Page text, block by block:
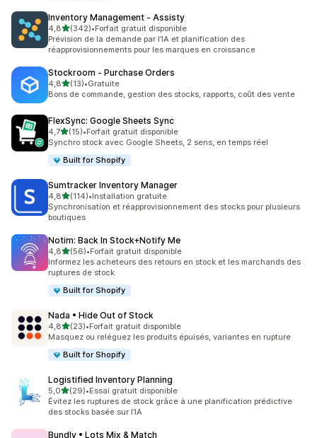
Inventory Management ‑ Assisty
4,8étoile(s) sur 5
(342)
342 avis au total
•Forfait gratuit disponible
Prévision de la demande par l’IA et planification des
réapprovisionnements pour les marques en croissance
Stockroom ‑ Purchase Orders
4,8étoile(s) sur 5
(13)
13 avis au total
•Gratuite
Bons de commande, gestion des stocks, rapports, coût des vente
FlexSync: Google Sheets Sync
4,7étoile(s) sur 5
(15)
15 avis au total
•Forfait gratuit disponible
Synchro stock avec Google Sheets, 2 sens, en temps réel
Built for Shopify
Sumtracker Inventory Manager
4,8étoile(s) sur 5
(114)
114 avis au total
•Installation gratuite
Synchronisation et réapprovisionnement des stocks pour plusieurs
boutiques
Notim: Back In Stock+Notify Me
4,8étoile(s) sur 5
(56)
56 avis au total
•Forfait gratuit disponible
Informez les acheteurs des retours en stock et les marchands des
ruptures de stock
Built for Shopify
Nada • Hide Out of Stock
4,8étoile(s) sur 5
(23)
23 avis au total
•Forfait gratuit disponible
Masquez ou reléguez les produits épuisés, variantes en rupture
Built for Shopify
Logistified Inventory Planning
5,0étoile(s) sur 5
(29)
29 avis au total
•Essai gratuit disponible
Évitez les ruptures de stock grâce à une planification prédictive
des stocks basée sur l’IA
Bundly • Lots Mix & Match